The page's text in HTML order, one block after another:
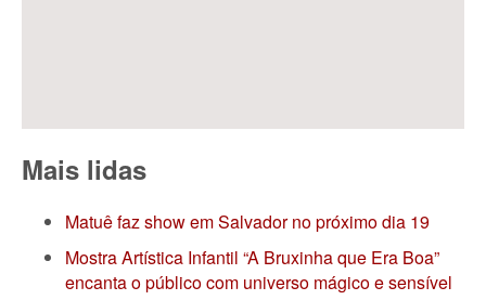
Mais lidas
Matuê faz show em Salvador no próximo dia 19
Mostra Artística Infantil “A Bruxinha que Era Boa”
encanta o público com universo mágico e sensível